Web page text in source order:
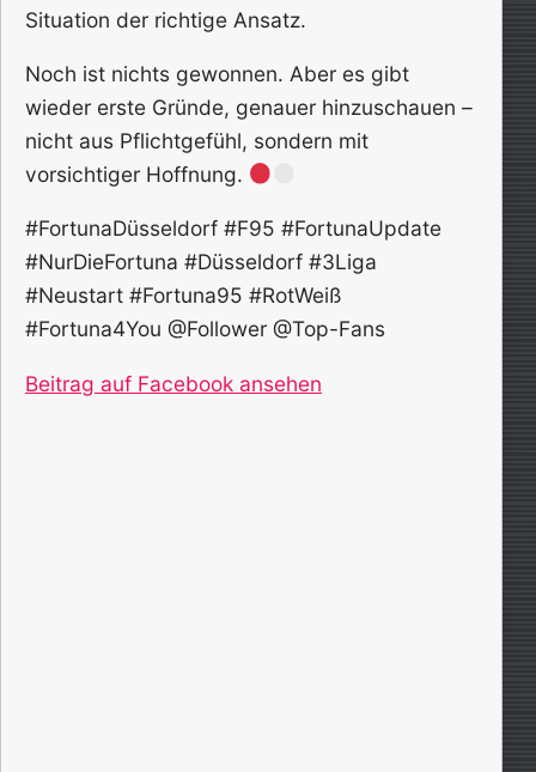
Situation der richtige Ansatz.
Noch ist nichts gewonnen. Aber es gibt
wieder erste Gründe, genauer hinzuschauen –
nicht aus Pflichtgefühl, sondern mit
vorsichtiger Hoffnung.
#FortunaDüsseldorf #F95 #FortunaUpdate
#NurDieFortuna #Düsseldorf #3Liga
#Neustart #Fortuna95 #RotWeiß
#Fortuna4You @Follower @Top-Fans
Beitrag auf Facebook ansehen